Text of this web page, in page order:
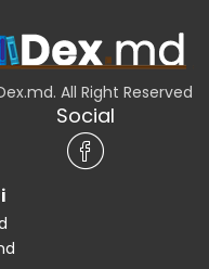
All Right Reserved
Social